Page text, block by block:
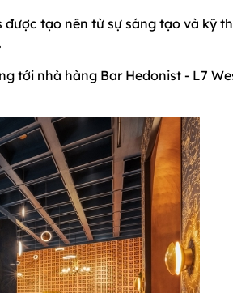
tạo nên từ sự sáng tạo và kỹ
tới nhà hàng Bar Hedonist - L7